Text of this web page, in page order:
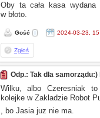
Oby ta cała kasa wydana
w błoto.
Gość 2024-03-23,
Zgłoś
Odp.: Tak dla samorządu:)
Wilku, albo Czeresniak
kolejke w ZakladzieRobot
, bo Jasia juz nie ma.